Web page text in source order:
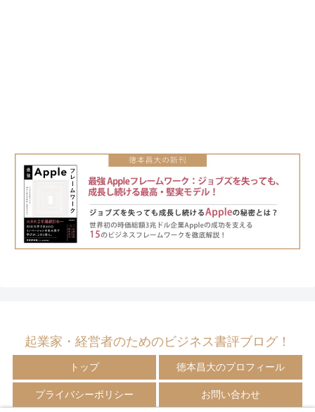
起業家・経営者のためのビジネス書評ブログ！
トップ 徳本昌大のプロフィール
プライバシーポリシー お問い合わせ